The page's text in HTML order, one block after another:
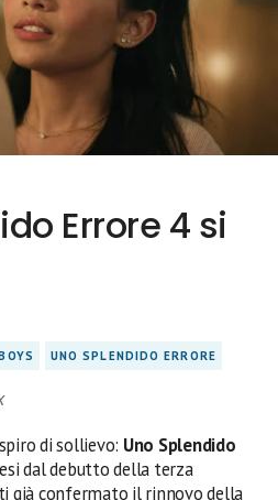
Errore 4 si
UNO SPLENDIDO ERRORE
di sollievo: Uno Splendido
dal debutto della terza
già confermato il rinnovo della